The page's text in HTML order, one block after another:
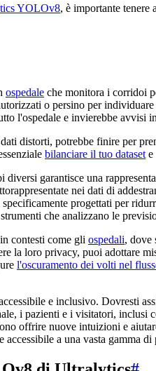
YOLOv8, è importante tenere
ospedale che monitora i corridoi
o persino per
l'ospedale e invierebbe avvisi
distorti, potrebbe finire per
bilanciare il tuo dataset e
diversi garantisce una
nei dati di
progettati per
che analizzano le
contesti come gli ospedali, dove
la loro privacy, puoi adottare
l'oscuramento dei volti nel
e inclusivo. Dovresti
i pazienti e i visitatori,
offrire nuove intuizioni e
a una vasta gamma di